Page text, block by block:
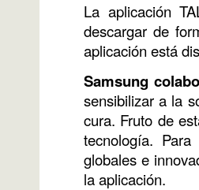
La aplicación
descargar de
aplicación está
Samsung
sensibilizar a la
cura. Fruto de
tecnología.
globales e
la aplicación.